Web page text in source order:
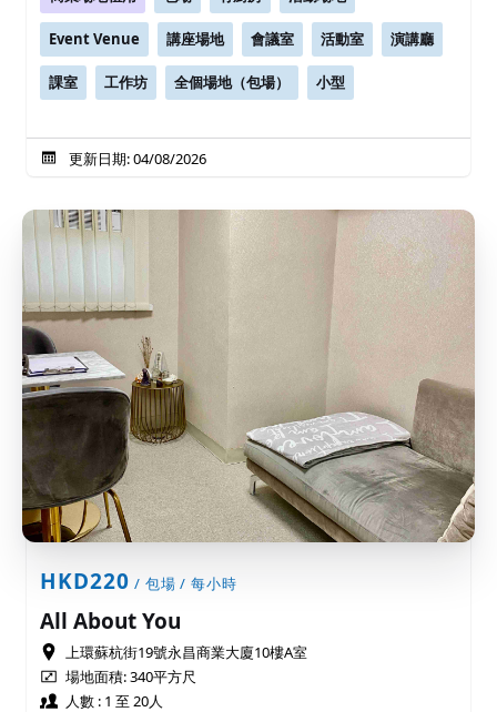
Event Venue 講座場地 會議室 活動室 演講廳
課室 工作坊 全個場地（包場） 小型
更新日期: 04/08/2026
HKD220 / 包場 / 每小時
All About You
上環蘇杭街19號永昌商業大廈10樓A室
場地面積: 340平方尺
人數 : 1 至 20人